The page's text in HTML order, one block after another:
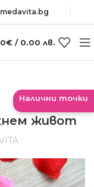
€ / 0.00 лв.
живот
Налични точки